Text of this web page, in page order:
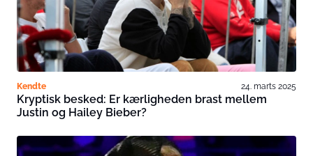
Kendte 24. marts 2025
Kryptisk besked: Er kærligheden brast mellem
Justin og Hailey Bieber?